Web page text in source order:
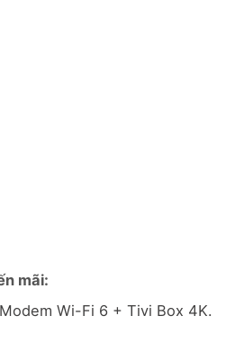
mãi:
Wi-Fi 6 + Tivi Box 4K.